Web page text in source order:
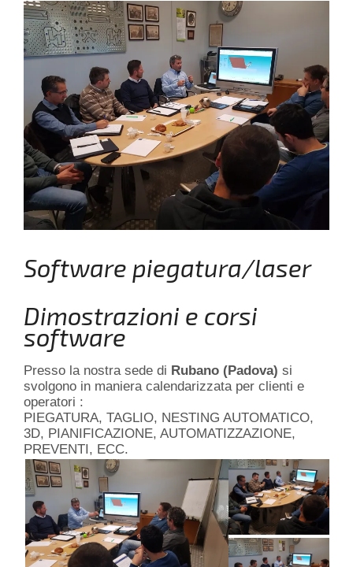
Software piegatura/laser
Dimostrazioni e corsi
software
Presso la nostra sede di Rubano (Padova) si
svolgono in maniera calendarizzata per clienti e
operatori :
PIEGATURA, TAGLIO, NESTING AUTOMATICO,
3D, PIANIFICAZIONE, AUTOMATIZZAZIONE,
PREVENTI, ECC.